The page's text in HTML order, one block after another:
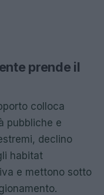
prende il
colloca
pubbliche e
declino
habitat
e mettono sotto